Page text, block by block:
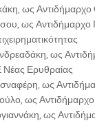
ως Αντιδήμαρχο
ως Αντιδήμαρχο
ως
Ερυθραίας
ως
ως
ως